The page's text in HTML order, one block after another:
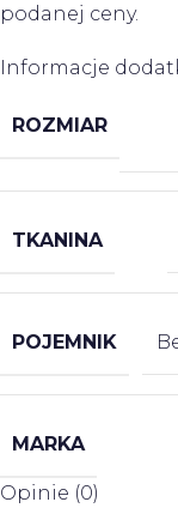
podanej ceny.
Informacje
ROZMIAR
TKANINA
POJEMNIK
MARKA
Opinie (0)